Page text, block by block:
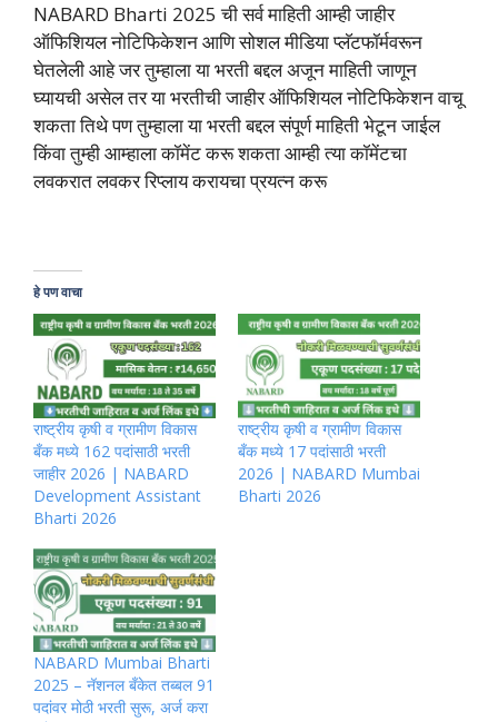
NABARD Bharti 2025 ची सर्व माहिती आम्ही जाहीर
ऑफिशियल नोटिफिकेशन आणि सोशल मीडिया प्लॅटफॉर्मवरून
घेतलेली आहे जर तुम्हाला या भरती बद्दल अजून माहिती जाणून
घ्यायची असेल तर या भरतीची जाहीर ऑफिशियल नोटिफिकेशन वाचू
शकता तिथे पण तुम्हाला या भरती बद्दल संपूर्ण माहिती भेटून जाईल
किंवा तुम्ही आम्हाला कॉमेंट करू शकता आम्ही त्या कॉमेंटचा
लवकरात लवकर रिप्लाय करायचा प्रयत्न करू
हे पण वाचा
राष्ट्रीय कृषी व ग्रामीण विकास
बँक मध्ये 162 पदांसाठी भरती
जाहीर 2026 | NABARD
Development Assistant
Bharti 2026
राष्ट्रीय कृषी व ग्रामीण विकास
बँक मध्ये 17 पदांसाठी भरती
2026 | NABARD Mumbai
Bharti 2026
NABARD Mumbai Bharti
2025 – नॅशनल बँकेत तब्बल 91
पदांवर मोठी भरती सुरू, अर्ज करा